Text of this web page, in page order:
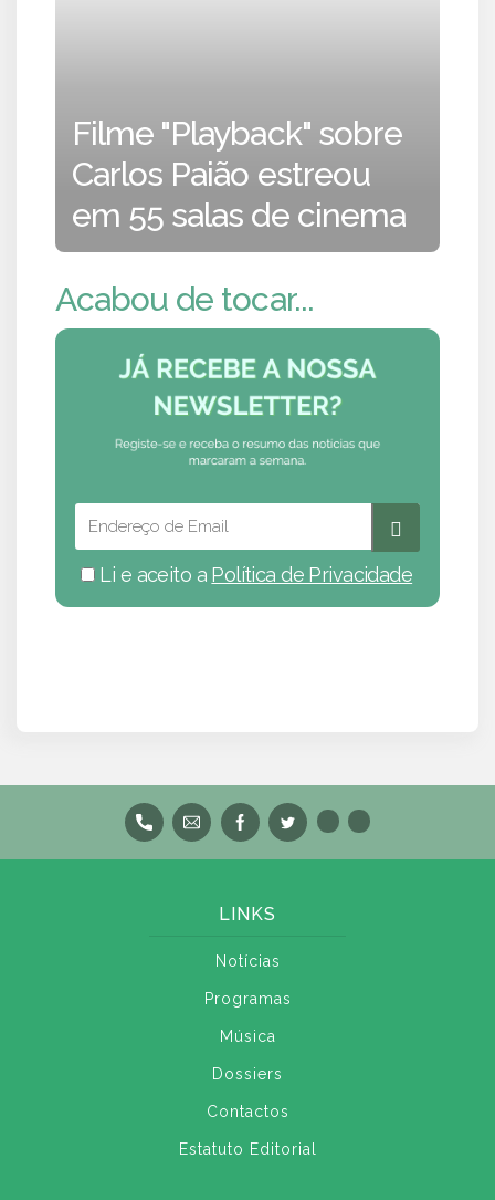
Filme "Playback" sobre
Carlos Paião estreou
em 55 salas de cinema
Acabou de tocar...
Li e aceito a Política de Privacidade
LINKS
Notícias
Programas
Música
Dossiers
Contactos
Estatuto Editorial